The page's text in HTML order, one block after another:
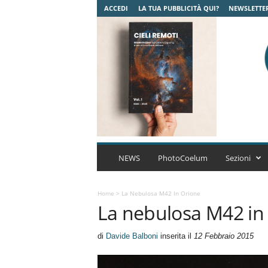
ACCEDI LA TUA PUBBLICITÀ QUI?
C
m
A
r
NEWS PhotoCoelum Sezioni
Home > La Nebulosa M42 In Orione
La nebulosa M42
di Davide Balboni inserita il 12 Febbraio 2015